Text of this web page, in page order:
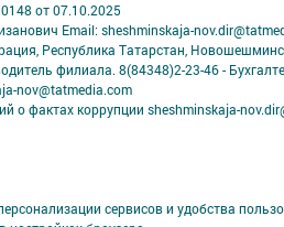
от 07.10.2025
Email: sheshminskaja-
Республика Татарстан,
филиала. 8(84348)2-23-46 -
nov@tatmedia.com
о фактах коррупции sheshminskaja-
сервисов и удобства